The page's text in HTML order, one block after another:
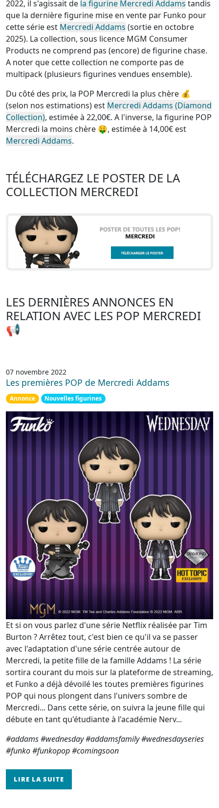
2022, il s'agissait de la figurine Mercredi Addams tandis
que la dernière figurine mise en vente par Funko pour
cette série est Mercredi Addams (sortie en octobre
2025). La collection, sous licence MGM Consumer
Products ne comprend pas (encore) de figurine chase.
A noter que cette collection ne comporte pas de
multipack (plusieurs figurines vendues ensemble).
Du côté des prix, la POP Mercredi la plus chère 💰
(selon nos estimations) est Mercredi Addams (Diamond
Collection), estimée à 22,00€. A l'inverse, la figurine POP
Mercredi la moins chère 🤑, estimée à 14,00€ est
Mercredi Addams.
TÉLÉCHARGEZ LE POSTER DE LA
COLLECTION MERCREDI
LES DERNIÈRES ANNONCES EN
RELATION AVEC LES POP MERCREDI
📢
07 novembre 2022
Les premières POP de Mercredi Addams
Annonce Nouvelles figurines
Et si on vous parlez d'une série Netflix réalisée par Tim
Burton ? Arrêtez tout, c'est bien ce qu'il va se passer
avec l'adaptation d'une série centrée autour de
Mercredi, la petite fille de la famille Addams ! La série
sortira courant du mois sur la plateforme de streaming,
et Funko a déjà dévoilé les toutes premières figurines
POP qui nous plongent dans l'univers sombre de
Mercredi... Dans cette série, on suivra la jeune fille qui
débute en tant qu'étudiante à l'académie Nerv...
#addams #wednesday #addamsfamily #wednesdayseries
#funko #funkopop #comingsoon
LIRE LA SUITE